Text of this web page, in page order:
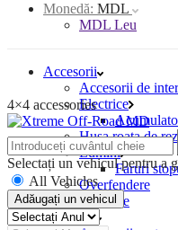
Monedă: MDL
MDL Leu
Accesorii
Accesorii de
Electrice
Husa roata de
Lumini
Faruri
Overfendere
Snorkele
Camping
4×4 accessories
Selectați un vehicul pentru a
All Vehicles
Adăugați un vehicul